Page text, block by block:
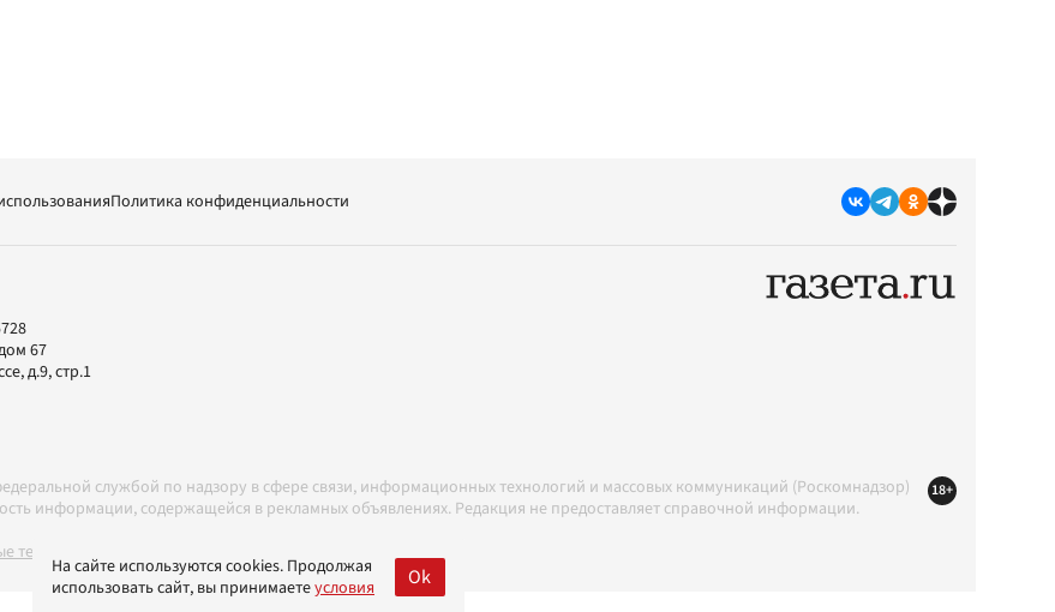
Политика конфиденциальности
67
д.9, стр.1
службой по надзору в сфере связи, информационных технологий и массовых коммуникаций (Роскомнадзор)
информации, содержащейся в рекламных объявлениях. Редакция не предоставляет справочной информации.
в соответствии с Правилами
18+
На сайте используются cookies. Продолжая
использовать сайт, вы принимаетеусловия Ok